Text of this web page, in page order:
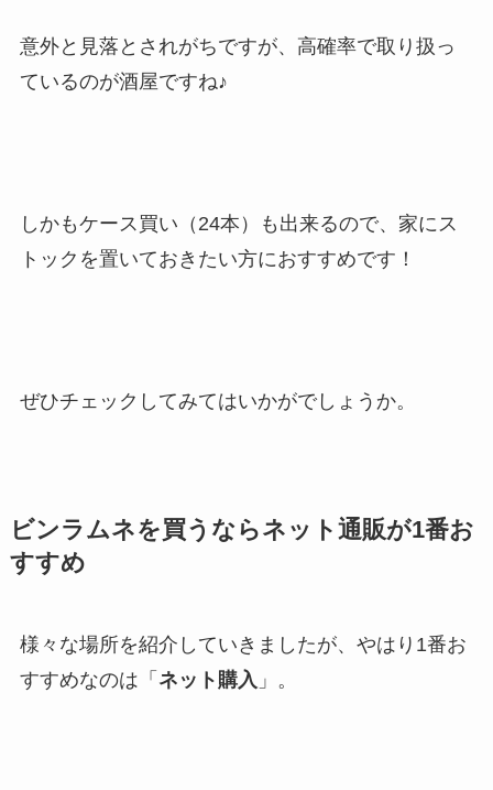
意外と見落とされがちですが、高確率で取り扱っ
ているのが酒屋ですね♪
しかもケース買い（24本）も出来るので、家にス
トックを置いておきたい方におすすめです！
ぜひチェックしてみてはいかがでしょうか。
ビンラムネを買うならネット通販が1番お
すすめ
様々な場所を紹介していきましたが、やはり1番お
すすめなのは「 ネット購入 」。